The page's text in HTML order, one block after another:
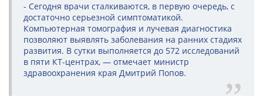
- Сегодня врачи сталкиваются, в первую очередь, с
достаточно серьезной симптоматикой.
Компьютерная томография и лучевая диагностика
позволяют выявлять заболевания на ранних стадиях
развития. В сутки выполняется до 572 исследований
в пяти КТ-центрах, — отмечает министр
здравоохранения края Дмитрий Попов.